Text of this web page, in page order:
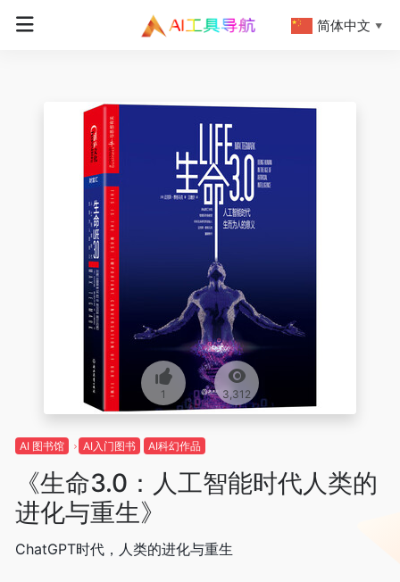
1 3,312
AI 图书馆 AI入门图书 AI科幻作品
《生命3.0：人工智能时代人类的
进化与重生》
ChatGPT时代，人类的进化与重生
简体中文 ▼